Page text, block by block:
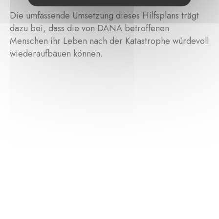
Die umfassende Umsetzung dieses Hilfsplans trägt
dazu bei, dass die von DANA betroffenen
Menschen ihr Leben nach der Katastrophe würdevoll
wiederaufbauen können.